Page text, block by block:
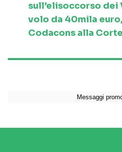
sull’elisoccorso
volo da 40mila
Codacons alla